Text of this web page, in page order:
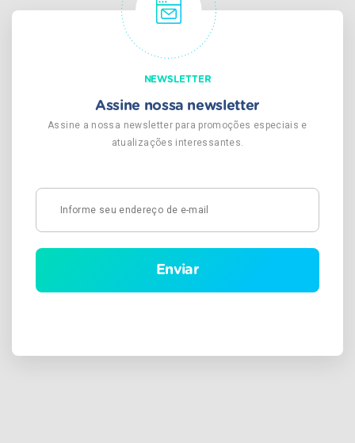
NEWSLETTER
Assine nossa newsletter
Assine a nossa newsletter para promoções especiais e
atualizações interessantes.